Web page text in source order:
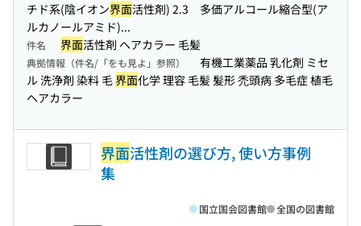
チド系(陰イオン界面活性剤) 2.3 多価アルコール縮合型(ア
ルカノールアミド)...
件名 界面活性剤 ヘアカラー 毛髪
典拠情報（件名/「をも見よ」参照）
有機工業薬品 乳化剤 ミセ
ル 洗浄剤 染料 毛 界面化学 理容 毛髪 髪形 禿頭病 多毛症 植毛
ヘアカラー
界面活性剤の選び方, 使い方事例
集
国立国会図書館 全国の図書館